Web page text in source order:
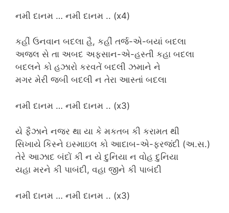
નમી દાનમ … નમી દાનમ .. (x4)
કહીં ઉનવાન બદલા હૈ, કહીં તર્જ-એ-બયાં બદલા
અજલ સે તા અબદ અફસાન-એ-હસ્તી કહા બદલા
બદલને કો હઝારો કરવતેં બદલી ઝમાને ને
મગર મેરી જબી બદલી ન તેરા આસ્તાં બદલા
નમી દાનમ … નમી દાનમ .. (x3)
યે ફૈઝાને નજર થા યા કે મકતબ કી કરામત થી
સિખાયે કિસ્ને ઇસ્માઇલ કો આદાબ-એ-ફરજંદી (અ.સ.)
તેરે આઝાદ બંદોં કી ન યે દુનિયા ન વોહ દુનિયા
યહા મરને કી પાબંદી, વહા જીને કી પાબંદી
નમી દાનમ … નમી દાનમ .. (x3)